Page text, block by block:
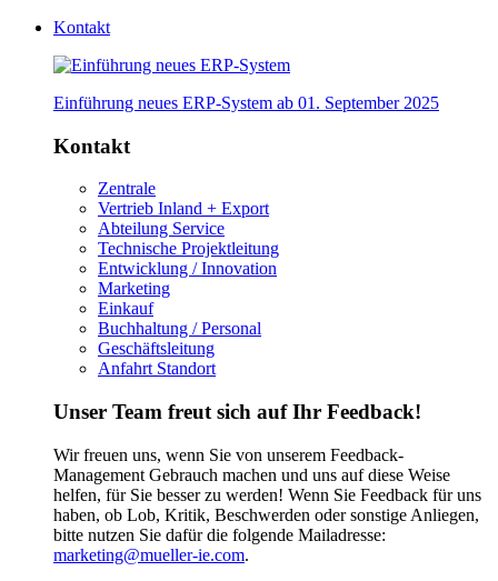
Kontakt
Einführung neues ERP-System ab 01. September 2025
Kontakt
Zentrale
Vertrieb Inland + Export
Abteilung Service
Technische Projektleitung
Entwicklung / Innovation
Marketing
Einkauf
Buchhaltung / Personal
Geschäftsleitung
Anfahrt Standort
Unser Team freut sich auf Ihr Feedback!
Wir freuen uns, wenn Sie von unserem Feedback-
Management Gebrauch machen und uns auf diese Weise
helfen, für Sie besser zu werden! Wenn Sie Feedback für uns
haben, ob Lob, Kritik, Beschwerden oder sonstige Anliegen,
bitte nutzen Sie dafür die folgende Mailadresse:
marketing@mueller-ie.com.